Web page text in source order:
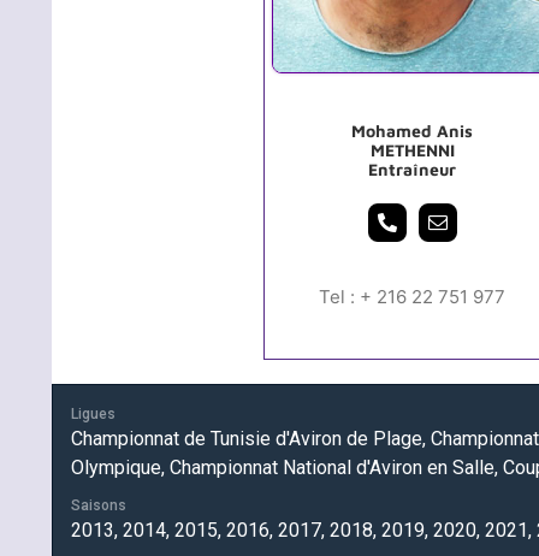
Mohamed Anis
METHENNI
Entraîneur
Tel : + 216 22 751 977
Ligues
Championnat de Tunisie d'Aviron de Plage,
Olympique, Championnat National d'Aviron en Salle,
Saisons
2013, 2014, 2015, 2016, 2017, 2018, 2019, 2020, 2021,